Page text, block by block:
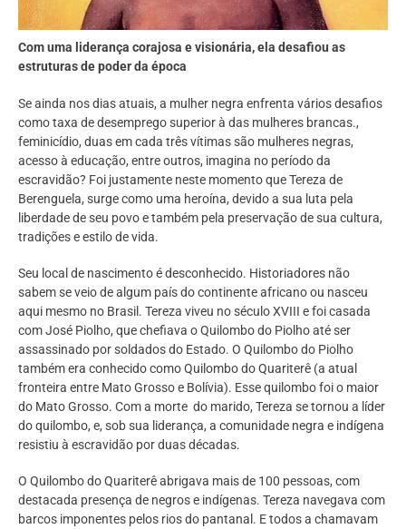
Com uma liderança corajosa e visionária, ela desafiou as
estruturas de poder da época
Se ainda nos dias atuais, a mulher negra enfrenta vários desafios
como taxa de desemprego superior à das mulheres brancas.,
feminicídio, duas em cada três vítimas são mulheres negras,
acesso à educação, entre outros, imagina no período da
escravidão? Foi justamente neste momento que Tereza de
Berenguela, surge como uma heroína, devido a sua luta pela
liberdade de seu povo e também pela preservação de sua cultura,
tradições e estilo de vida.
Seu local de nascimento é desconhecido. Historiadores não
sabem se veio de algum país do continente africano ou nasceu
aqui mesmo no Brasil. Tereza viveu no século XVIII e foi casada
com José Piolho, que chefiava o Quilombo do Piolho até ser
assassinado por soldados do Estado. O Quilombo do Piolho
também era conhecido como Quilombo do Quariterê (a atual
fronteira entre Mato Grosso e Bolívia). Esse quilombo foi o maior
do Mato Grosso. Com a morte do marido, Tereza se tornou a líder
do quilombo, e, sob sua liderança, a comunidade negra e indígena
resistiu à escravidão por duas décadas.
O Quilombo do Quariterê abrigava mais de 100 pessoas, com
destacada presença de negros e indígenas. Tereza navegava com
barcos imponentes pelos rios do pantanal. E todos a chamavam